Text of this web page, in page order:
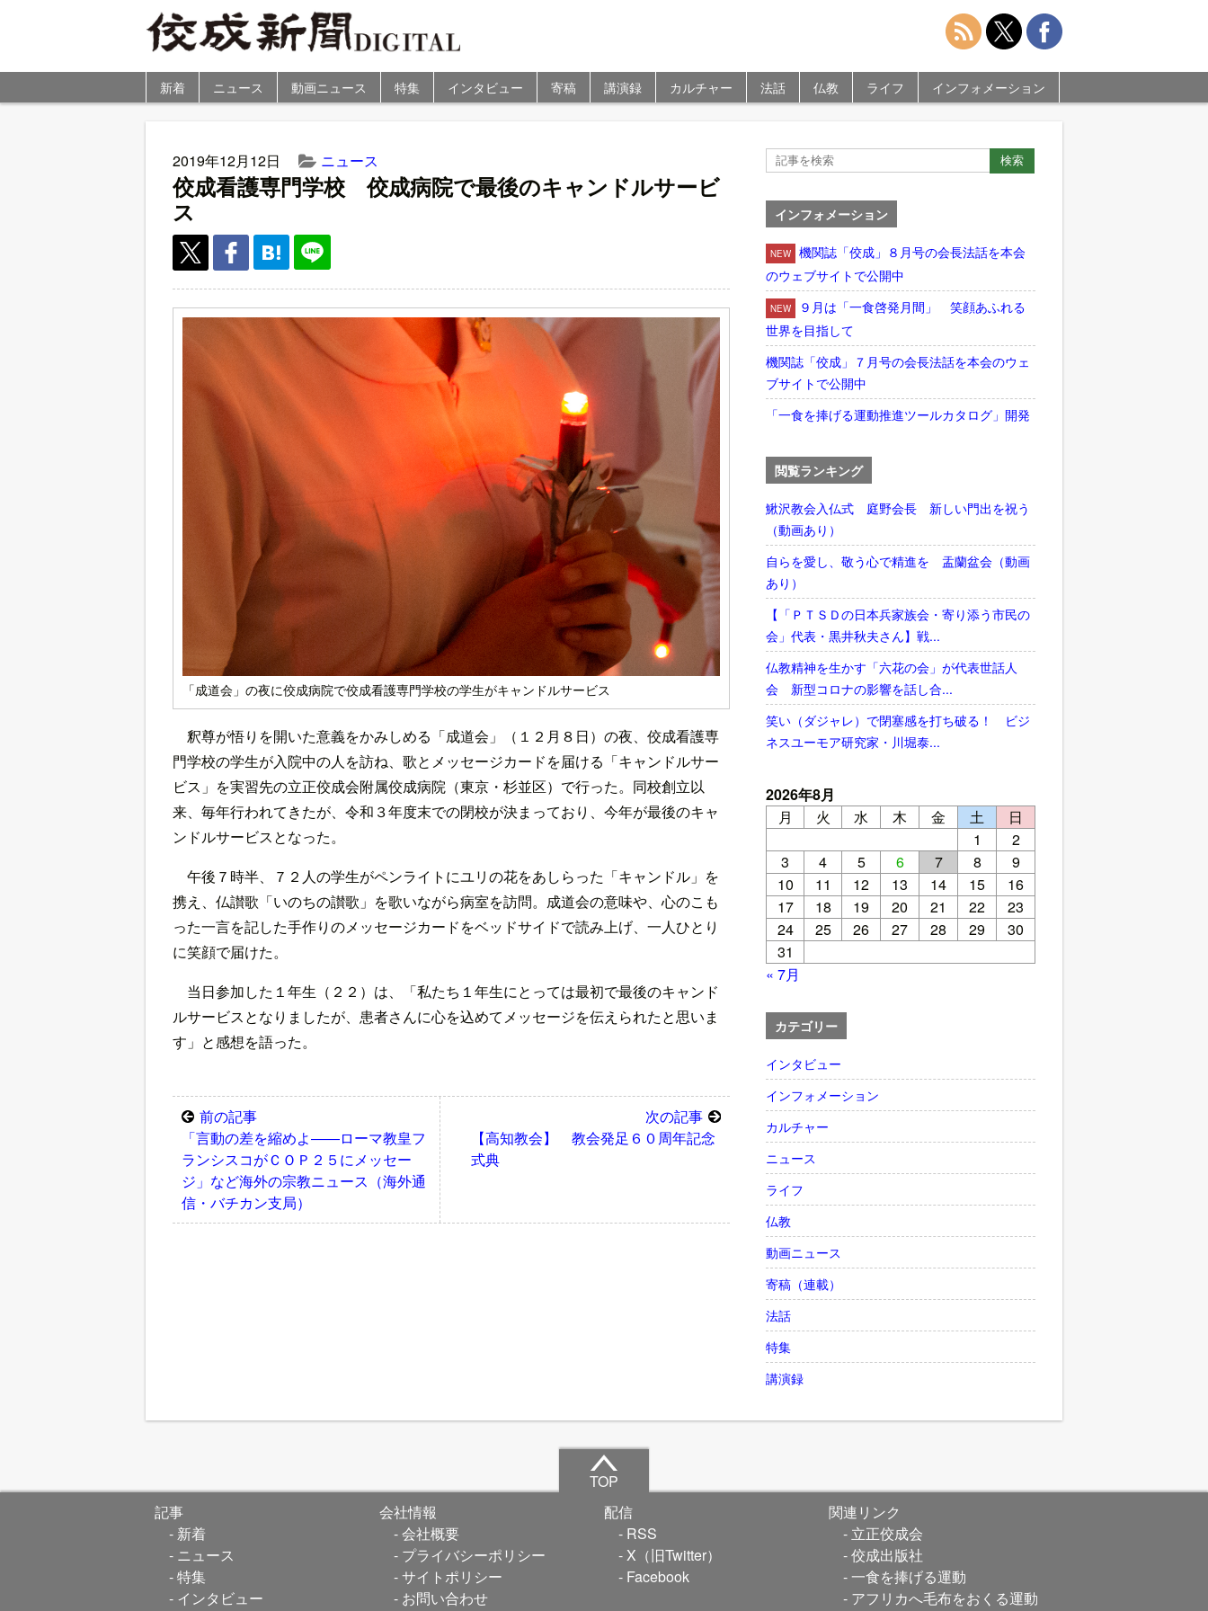
新着 ニュース 動画ニュース 特集 インタビュー 寄稿 講演録 カルチャー 法話 仏教 ライフ インフォメーション
2019年12月12日 ニュース
佼成看護専門学校 佼成病院で最後のキャンドルサービ
ス
「成道会」の夜に佼成病院で佼成看護専門学校の学生がキャンドルサービス
釈尊が悟りを開いた意義をかみしめる「成道会」（１２月８日）の夜、佼成看護専
門学校の学生が入院中の人を訪ね、歌とメッセージカードを届ける「キャンドルサー
ビス」を実習先の立正佼成会附属佼成病院（東京・杉並区）で行った。同校創立以
来、毎年行われてきたが、令和３年度末での閉校が決まっており、今年が最後のキャ
ンドルサービスとなった。
午後７時半、７２人の学生がペンライトにユリの花をあしらった「キャンドル」を
携え、仏讃歌「いのちの讃歌」を歌いながら病室を訪問。成道会の意味や、心のこも
った一言を記した手作りのメッセージカードをベッドサイドで読み上げ、一人ひとり
に笑顔で届けた。
当日参加した１年生（２２）は、「私たち１年生にとっては最初で最後のキャンド
ルサービスとなりましたが、患者さんに心を込めてメッセージを伝えられたと思いま
す」と感想を語った。
前の記事
「言動の差を縮めよ――ローマ教皇フ
ランシスコがＣＯＰ２５にメッセー
ジ」など海外の宗教ニュース（海外通
信・バチカン支局）
次の記事
【高知教会】 教会発足６０周年記念
式典
インフォメーション
NEW
機関誌「佼成」８月号の会長法話を本会
のウェブサイトで公開中
NEW
９月は「一食啓発月間」 笑顔あふれる
世界を目指して
機関誌「佼成」７月号の会長法話を本会のウェ
ブサイトで公開中
「一食を捧げる運動推進ツールカタログ」開発
閲覧ランキング
鰍沢教会入仏式 庭野会長 新しい門出を祝う
（動画あり）
自らを愛し、敬う心で精進を 盂蘭盆会（動画
あり）
【「ＰＴＳＤの日本兵家族会・寄り添う市民の
会」代表・黒井秋夫さん】戦...
仏教精神を生かす「六花の会」が代表世話人
会 新型コロナの影響を話し合...
笑い（ダジャレ）で閉塞感を打ち破る！ ビジ
ネスユーモア研究家・川堀泰...
2026年8月
月
火 水 木 金 土
日
1
2
3
4 5 6 7 8
9
10
11 12 13 14 15
16
17
18 19 20 21 22
23
24
25 26 27 28 29
30
31
« 7月
カテゴリー
インタビュー
インフォメーション
カルチャー
ニュース
ライフ
仏教
動画ニュース
寄稿（連載）
法話
特集
講演録
TOP
記事
新着
ニュース
特集
インタビュー
会社情報
会社概要
プライバシーポリシー
サイトポリシー
お問い合わせ
配信
RSS
X（旧Twitter）
Facebook
関連リンク
立正佼成会
佼成出版社
一食を捧げる運動
アフリカへ毛布をおくる運動